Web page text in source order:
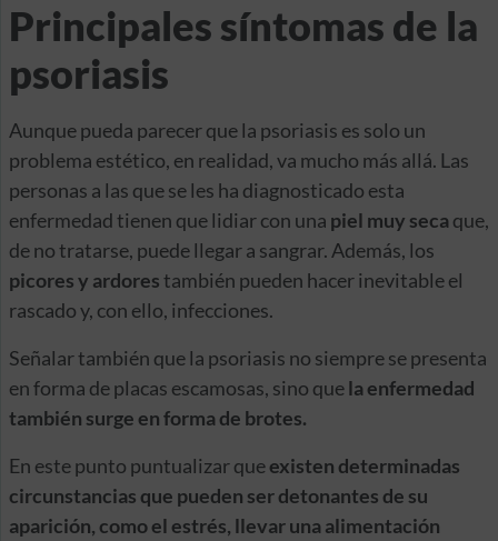
Principales síntomas de la
psoriasis
Aunque pueda parecer que la psoriasis es solo un
problema estético, en realidad, va mucho más allá. Las
personas a las que se les ha diagnosticado esta
enfermedad tienen que lidiar con una piel muy seca que,
de no tratarse, puede llegar a sangrar. Además, los
picores y ardorestambién pueden hacer inevitable el
rascado y, con ello, infecciones.
Señalar también que la psoriasis no siempre se presenta
en forma de placas escamosas, sino quela enfermedad
también surge en forma de brotes.
En este punto puntualizar queexisten determinadas
circunstancias que pueden ser detonantes de su
aparición, como el estrés, llevar una alimentación